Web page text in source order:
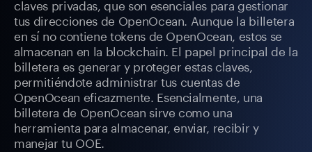
claves privadas, que son esenciales para gestionar
tus direcciones de OpenOcean. Aunque la billetera
en sí no contiene tokens de OpenOcean, estos se
almacenan en la blockchain. El papel principal de la
billetera es generar y proteger estas claves,
permitiéndote administrar tus cuentas de
OpenOcean eficazmente. Esencialmente, una
billetera de OpenOcean sirve como una
herramienta para almacenar, enviar, recibir y
manejar tu OOE.